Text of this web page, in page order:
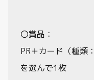
〇賞品：
PR＋カード（種類
を選んで1枚